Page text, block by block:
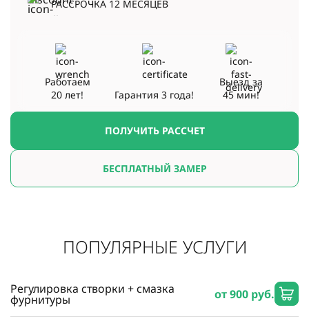
РАССРОЧКА 12 МЕСЯЦЕВ
ПОЛУЧИТЬ РАССЧЕТ
БЕСПЛАТНЫЙ ЗАМЕР
Работаем
20 лет!
Гарантия3 года!
Выезд за
45 мин!
ПОПУЛЯРНЫЕ УСЛУГИ
Регулировка створки + смазка
фурнитуры от 900 руб.